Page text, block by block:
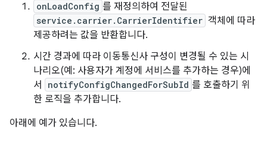
onLoadConfig 를 재정의하여 전달된
service.carrier.CarrierIdentifier 객체에 따라
제공하려는 값을 반환합니다.
시간 경과에 따라 이동통신사 구성이 변경될 수 있는 시
나리오(예: 사용자가 계정에 서비스를 추가하는 경우)에
서
notifyConfigChangedForSubId 를 호출하기 위
한 로직을 추가합니다.
아래에 예가 있습니다.